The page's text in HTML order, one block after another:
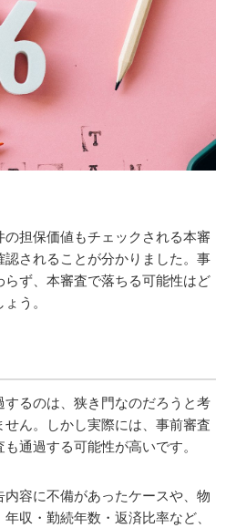
担保価値もチェックされる本審
されることが分かりました。事
ず、本審査で落ちる可能性はど
う。
るのは、狭き門なのだろうと考
ん。しかし実際には、事前審査
通過する可能性が高いです。
容に不備があったケースや、物
収・勤続年数・返済比率など、